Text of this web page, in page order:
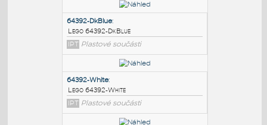
64392-Orange:
Lego 64392-Orange
IPT Plastové součásti